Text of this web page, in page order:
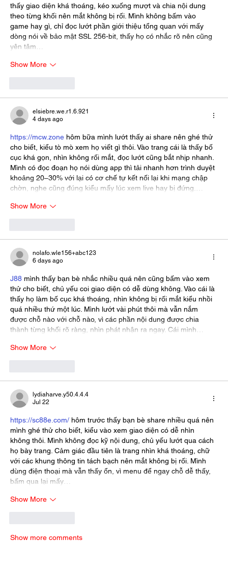
thấy giao diện khá thoáng, kéo xuống mượt và chia nội dung
theo từng khối nên mắt không bị rối. Mình không bấm vào
game hay gì, chỉ đọc lướt phần giới thiệu tổng quan với mấy
dòng nói về bảo mật SSL 256-bit, thấy họ có nhắc rõ nên cũng
yên tâm…
Show More
elsiebre.we.r1.6.921
4 days ago
https://mcw.zone hôm bữa mình lướt thấy ai share nên ghé thử
cho biết, kiểu tò mò xem họ viết gì thôi. Vào trang cái là thấy bố
cục khá gọn, nhìn không rối mắt, đọc lướt cũng bắt nhịp nhanh.
Mình có đọc đoạn họ nói dùng app thì tải nhanh hơn trình duyệt
khoảng 20–30% với lại có cơ chế tự kết nối lại khi mạng chập
chờn, nghe cũng đúng kiểu mấy lúc xem live hay bị đứng.…
Show More
nolafo.wle156+abc123
6 days ago
J88 mình thấy bạn bè nhắc nhiều quá nên cũng bấm vào xem
thử cho biết, chủ yếu coi giao diện có dễ dùng không. Vào cái là
thấy họ làm bố cục khá thoáng, nhìn không bị rối mắt kiểu nhồi
quá nhiều thứ một lúc. Mình lướt vài phút thôi mà vẫn nắm
được chỗ nào với chỗ nào, vì các phần nội dung được chia
thành từng khối rõ ràng, nhìn phát nhận ra ngay. Cái mình…
Show More
lydiaharve.y50.4.4.4
Jul 22
https://sc88e.com/ hôm trước thấy bạn bè share nhiều quá nên
mình ghé thử cho biết, kiểu vào xem giao diện có dễ nhìn
không thôi. Mình không đọc kỹ nội dung, chủ yếu lướt qua cách
họ bày trang. Cảm giác đầu tiên là trang nhìn khá thoáng, chữ
với các khung thông tin tách bạch nên mắt không bị rối. Mình
dùng điện thoại mà vẫn thấy ổn, vì menu để ngay chỗ dễ thấy,
bấm qua lại mấy…
Show More
Show more comments